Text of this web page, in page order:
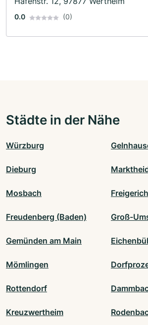
0.0 (0)
Städte in der Nähe
Würzburg
Dieburg
Mosbach
Freudenberg (Baden) Groß-
Gemünden am Main
Mömlingen
Rottendorf
Kreuzwertheim